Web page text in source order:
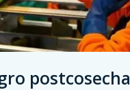
postcosecha